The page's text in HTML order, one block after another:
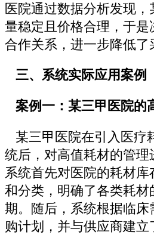
医院通过数据分析发现
量稳定且价格合理，于是
合作关系，进一步降低了
三、系统实际应用案例
案例一：某三甲医院的
某三甲医院在引入医疗
统后，对高值耗材的管理
系统首先对医院的耗材
和分类，明确了各类耗材
期。随后，系统根据临床
购计划，并与供应商建立